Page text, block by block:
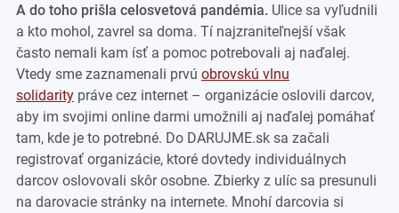
A do toho prišla celosvetová pandémia. Ulice sa vyľudnili
a kto mohol, zavrel sa doma. Tí najzraniteľnejší však
často nemali kam ísť a pomoc potrebovali aj naďalej.
Vtedy sme zaznamenali prvú obrovskú vlnu
solidaritypráve cez internet – organizácie oslovili darcov,
aby im svojimi online darmi umožnili aj naďalej pomáhať
tam, kde je to potrebné. Do DARUJME.sk sa začali
registrovať organizácie, ktoré dovtedy individuálnych
darcov oslovovali skôr osobne. Zbierky z ulíc sa presunuli
na darovacie stránky na internete. Mnohí darcovia si